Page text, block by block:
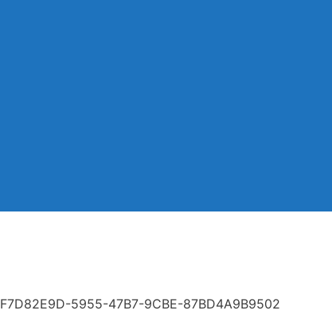
F7D82E9D-5955-47B7-9CBE-87BD4A9B9502